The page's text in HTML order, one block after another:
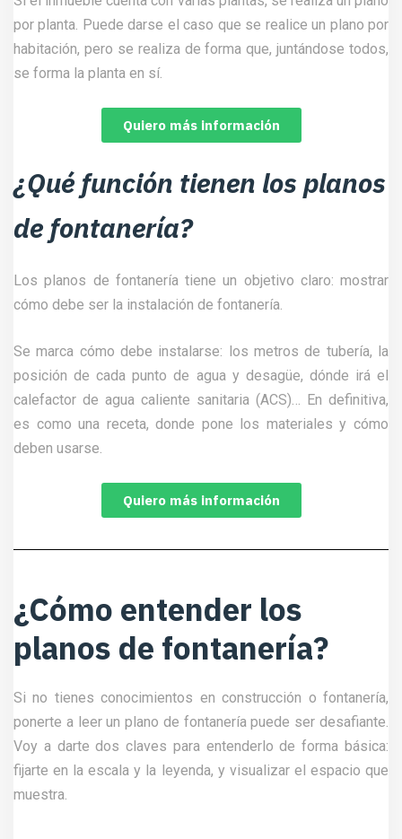
por planta. Puede darse el caso que se realice un plano por
habitación, pero se realiza de forma que, juntándose todos,
se forma la planta en sí.
Quiero más información
¿Qué función tienen los planos
de fontanería?
Los planos de fontanería tiene un objetivo claro: mostrar
cómo debe ser la instalación de fontanería.
Se marca cómo debe instalarse: los metros de tubería, la
posición de cada punto de agua y desagüe, dónde irá el
calefactor de agua caliente sanitaria (ACS)… En definitiva,
es como una receta, donde pone los materiales y cómo
deben usarse.
Quiero más información
¿Cómo entender los
planos de fontanería?
Si no tienes conocimientos en construcción o fontanería,
ponerte a leer un plano de fontanería puede ser desafiante.
Voy a darte dos claves para entenderlo de forma básica:
fijarte en la escala y la leyenda, y visualizar el espacio que
muestra.